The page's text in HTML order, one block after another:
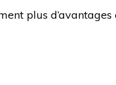
plus d’avantages